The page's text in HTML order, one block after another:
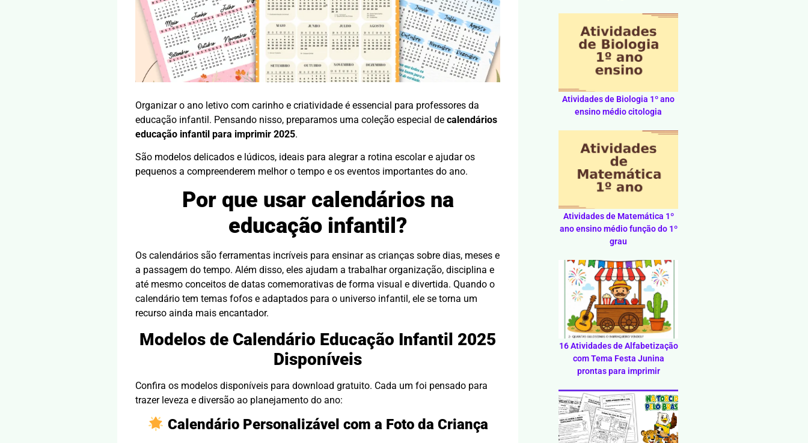
Organizar o ano letivo com carinho e criatividade é essencial para professores da
educação infantil. Pensando nisso, preparamos uma coleção especial de calendários
educação infantil para imprimir 2025.
São modelos delicados e lúdicos, ideais para alegrar a rotina escolar e ajudar os
pequenos a compreenderem melhor o tempo e os eventos importantes do ano.
Por que usar calendários na
educação infantil?
Os calendários são ferramentas incríveis para ensinar as crianças sobre dias, meses e
a passagem do tempo. Além disso, eles ajudam a trabalhar organização, disciplina e
até mesmo conceitos de datas comemorativas de forma visual e divertida. Quando o
calendário tem temas fofos e adaptados para o universo infantil, ele se torna um
recurso ainda mais encantador.
Modelos de Calendário Educação Infantil 2025
Disponíveis
Confira os modelos disponíveis para download gratuito. Cada um foi pensado para
trazer leveza e diversão ao planejamento do ano:
Calendário Personalizável com a Foto da Criança
Atividades de Biologia 1º ano
ensino médio citologia
Atividades de Matemática 1º
ano ensino médio função do 1º
grau
16 Atividades de Alfabetização
com Tema Festa Junina
prontas para imprimir